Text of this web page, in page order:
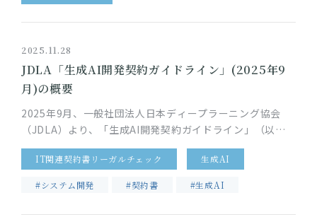
2025.11.28
JDLA「生成AI開発契約ガイドライン」(2025年9
月)の概要
2025年9月、一般社団法人日本ディープラーニング協会
（JDLA）より、「生成AI開発契約ガイドライン」（以
下、「本ガイドライン」）が公開されました。 これまで、
AI開発契約の実務…
IT関連契約書リーガルチェック 生成AI
#システム開発 #契約書 #生成AI